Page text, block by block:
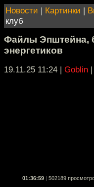
Новости | Картинки |
клуб
Файлы Эпштейна,
энергетиков
19.11.25 11:24 | Goblin |
01:36:59 502189